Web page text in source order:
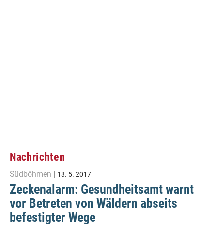
Nachrichten
Südböhmen | 18. 5. 2017
Zeckenalarm: Gesundheitsamt warnt
vor Betreten von Wäldern abseits
befestigter Wege